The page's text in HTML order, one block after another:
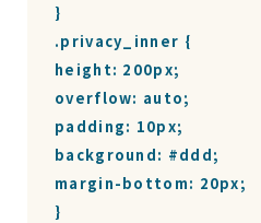
}
.privacy_inner {
height: 200px;
overflow: auto;
padding: 10px;
background: #ddd;
margin-bottom: 20px;
}